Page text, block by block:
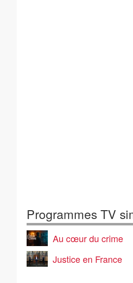
Programmes TV
Au cœur du crime
Justice en France